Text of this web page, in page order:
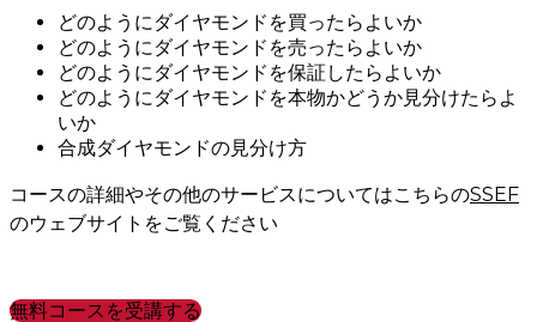
どのようにダイヤモンドを買ったらよいか
どのようにダイヤモンドを売ったらよいか
どのようにダイヤモンドを保証したらよいか
どのようにダイヤモンドを本物かどうか見分けたらよ
いか
合成ダイヤモンドの見分け方
コースの詳細やその他のサービスについてはこちらのSSEF
のウェブサイトをご覧ください
無料コースを受講する